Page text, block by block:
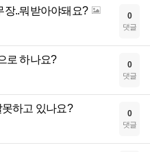
장..뭐받아야돼요? 0
댓글
로 하나요? 0
댓글
하고 있나요? 0
댓글